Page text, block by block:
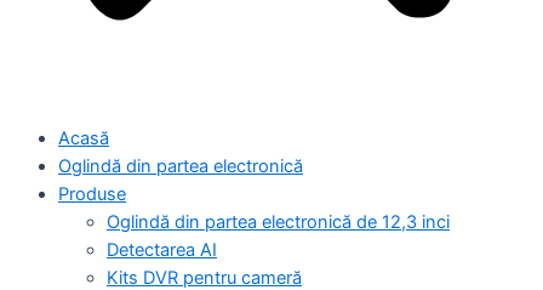
Acasă
Oglindă din partea electronică
Produse
Oglindă din partea electronică de 12,3 inci
Detectarea AI
Kits DVR pentru cameră